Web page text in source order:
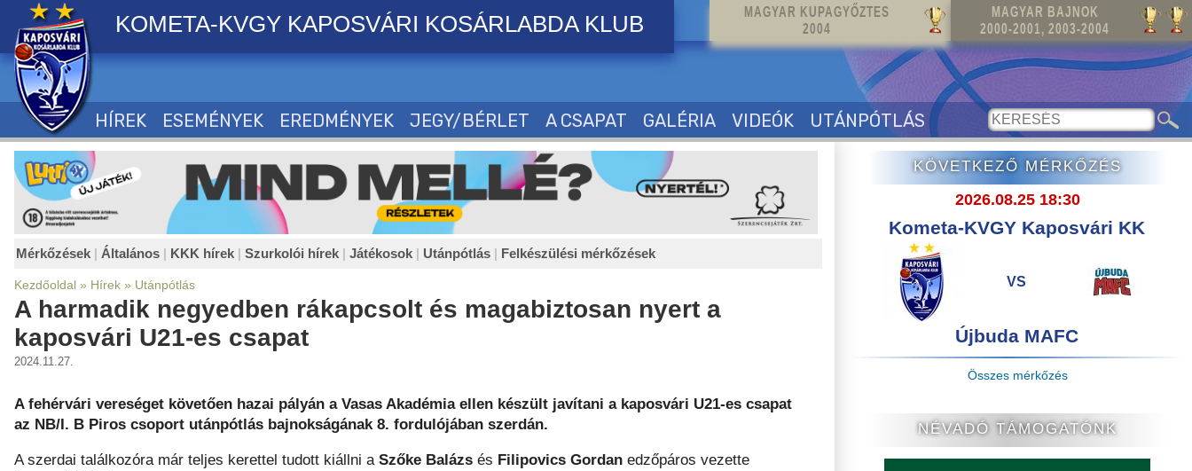
MAGYAR KUPAGYŐZTES
2004
MAGYAR BAJNOK
2000-2001, 2003-2004
KOMETA-KVGY KAPOSVÁRI KOSÁRLABDA KLUB
HÍREK ESEMÉNYEK EREDMÉNYEK JEGY/BÉRLET A CSAPAT GALÉRIA VIDEÓK UTÁNPÓTLÁS
Mérkőzések | Általános | KKK hírek | Szurkolói hírek | Játékosok | Utánpótlás | Felkészülési mérkőzések
Kezdőoldal » Hírek » Utánpótlás
A harmadik negyedben rákapcsolt és magabiztosan nyert a
kaposvári U21-es csapat
2024.11.27.
A fehérvári vereséget követően hazai pályán a Vasas Akadémia ellen készült javítani a kaposvári U21-es csapat
az NB/I. B Piros csoport utánpótlás bajnokságának 8. fordulójában szerdán.
A szerdai találkozóra már teljes kerettel tudott kiállni aSzőke Balázs és Filipovics Gordan edzőpáros vezette
KÖVETKEZŐ MÉRKŐZÉS
2026.08.25 18:30
Kometa-KVGY Kaposvári KK
VS
Újbuda MAFC
Összes mérkőzés
NÉVADÓ TÁMOGATÓNK